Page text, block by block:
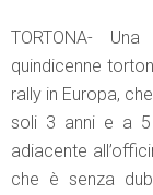
TORTONA-
quindicenne
rally in Europa,
soli 3 anni e a 5
adiacente
che è senza